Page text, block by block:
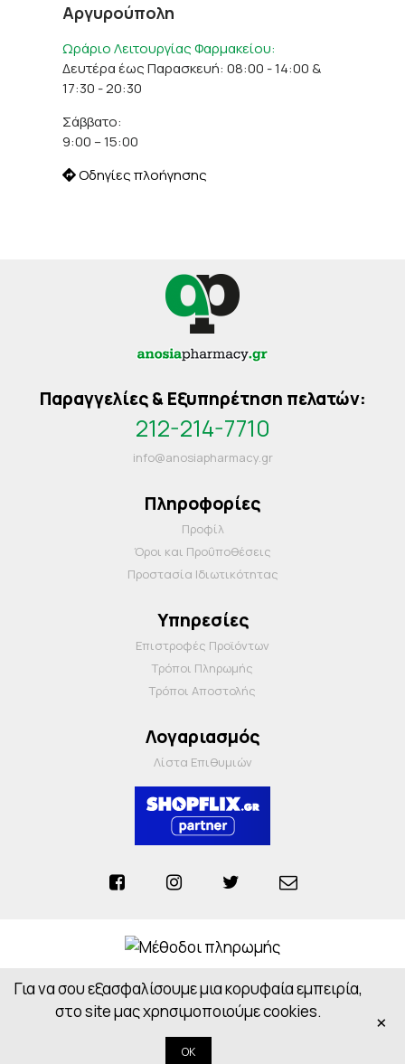
Αργυρούπολη
Ωράριο Λειτουργίας Φαρμακείου:
Δευτέρα έως Παρασκευή: 08:00 - 14:00 &
17:30 - 20:30
Σάββατο:
9:00 – 15:00
Οδηγίες πλοήγησης
Παραγγελίες & Εξυπηρέτηση πελατών:
212-214-7710
info@anosiapharmacy.gr
Πληροφορίες
Προφίλ
Όροι και Προΰποθέσεις
Προστασία Ιδιωτικότητας
Υπηρεσίες
Επιστροφές Προϊόντων
Τρόποι Πληρωμής
Τρόποι Αποστολής
Λογαριασμός
Λίστα Επιθυμιών
Anosiapharmacy © 2026 - All Rights Reserved
Powered byCloudOn
Για να σου εξασφαλίσουμε μια κορυφαία εμπειρία,
στο site μας χρησιμοποιούμε cookies.
OK
×